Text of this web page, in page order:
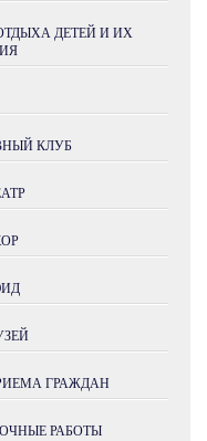
ДЕТЕЙ И ИХ
КЛУБ
ГРАЖДАН
РАБОТЫ